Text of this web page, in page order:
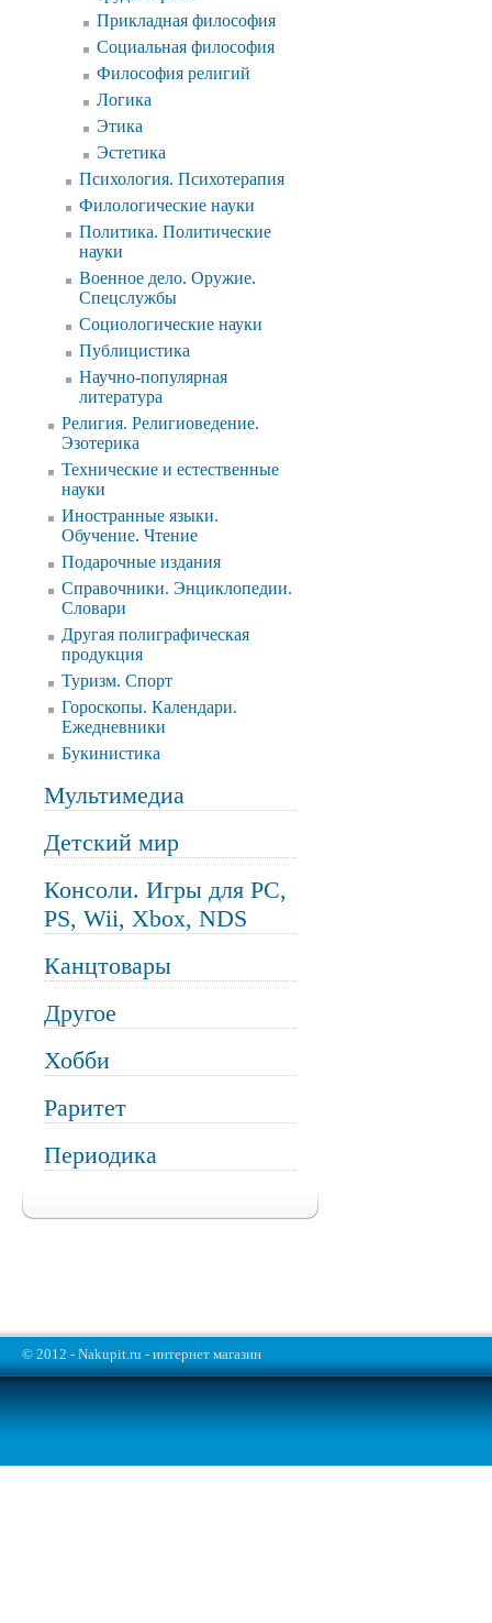
Прикладная философия
Социальная философия
Философия религий
Логика
Этика
Эстетика
Психология. Психотерапия
Филологические науки
Политика. Политические
науки
Военное дело. Оружие.
Спецслужбы
Социологические науки
Публицистика
Научно-популярная
литература
Религия. Религиоведение.
Эзотерика
Технические и естественные
науки
Иностранные языки.
Обучение. Чтение
Подарочные издания
Справочники. Энциклопедии.
Словари
Другая полиграфическая
продукция
Туризм. Спорт
Гороскопы. Календари.
Ежедневники
Букинистика
Мультимедиа
Детский мир
Консоли. Игры для PC,
PS, Wii, Xbox, NDS
Канцтовары
Другое
Хобби
Раритет
Периодика
© 2012 - Nakupit.ru - интернет магазин